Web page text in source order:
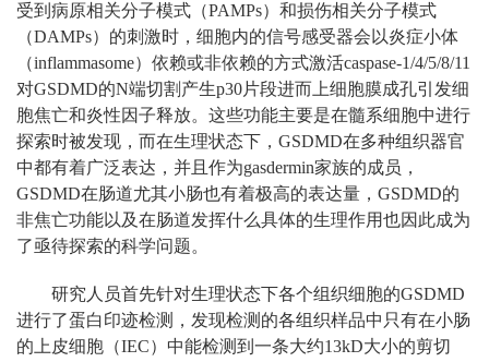
受到病原相关分子模式（PAMPs）和损伤相关分子模式
（DAMPs）的刺激时，细胞内的信号感受器会以炎症小体
（inflammasome）依赖或非依赖的方式激活caspase-1/4/5/8/11
对GSDMD的N端切割产生p30片段进而上细胞膜成孔引发细
胞焦亡和炎性因子释放。这些功能主要是在髓系细胞中进行
探索时被发现，而在生理状态下，GSDMD在多种组织器官
中都有着广泛表达，并且作为gasdermin家族的成员，
GSDMD在肠道尤其小肠也有着极高的表达量，GSDMD的
非焦亡功能以及在肠道发挥什么具体的生理作用也因此成为
了亟待探索的科学问题。
研究人员首先针对生理状态下各个组织细胞的GSDMD
进行了蛋白印迹检测，发现检测的各组织样品中只有在小肠
的上皮细胞（IEC）中能检测到一条大约13kD大小的剪切